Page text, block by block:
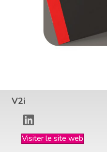
V2i
Visiter le site web